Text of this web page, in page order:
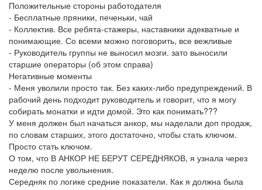
Положительные стороны работодателя
- Бесплатные пряники, печеньки, чай
- Коллектив. Все ребята-стажеры, наставники адекватные и
понимающие. Со всеми можно поговорить, все вежливые
- Руководитель группы не выносил мозги. зато выносили
старшие операторы (об этом справа)
Негативные моменты
- Меня уволили просто так. Без каких-либо предупреждений. В
рабочий день подходит руководитель и говорит, что я могу
собирать монатки и идти домой. Это как понимать???
У меня должен был начаться анкор, мы наделали доп продаж,
по словам старших, этого достаточно, чтобы стать ключом.
Просто стать ключом.
О том, что В АНКОР НЕ БЕРУТ СЕРЕДНЯКОВ, я узнала через
неделю после увольнения.
Середняк по логике средние показатели. Как я должна была